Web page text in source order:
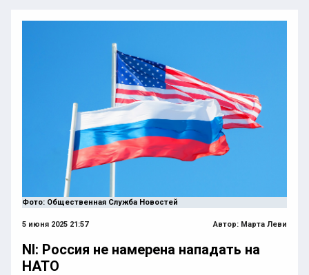
Фото: Общественная Служба Новостей
5 июня 2025 21:57 Автор: Марта Леви
NI: Россия не намерена нападать на
НАТО